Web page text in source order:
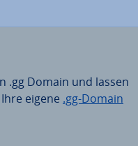
.gg Domain und lassen
eigene .gg-Domain